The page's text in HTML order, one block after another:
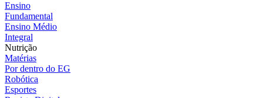
Ensino
Fundamental
Ensino Médio
Integral
Nutrição
Matérias
Por dentro do EG
Robótica
Esportes